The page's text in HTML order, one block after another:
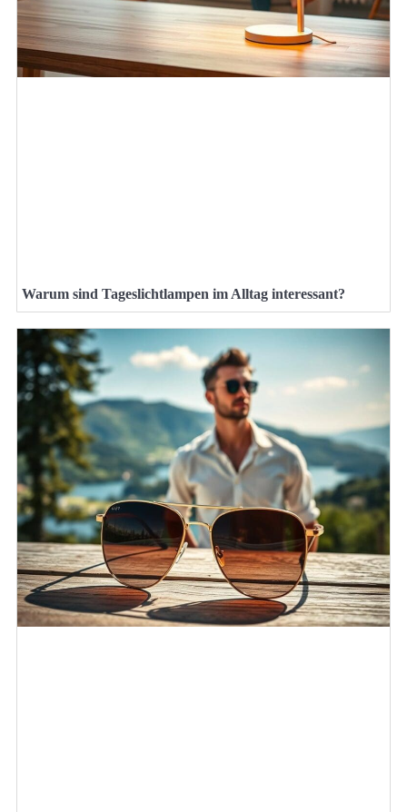
Warum sind Tageslichtlampen im Alltag interessant?